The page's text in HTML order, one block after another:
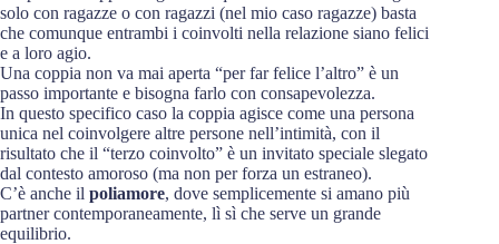
solo con ragazze o con ragazzi (nel mio caso ragazze) basta
che comunque entrambi i coinvolti nella relazione siano felici
e a loro agio.
Una coppia non va mai aperta “per far felice l’altro” è un
passo importante e bisogna farlo con consapevolezza.
In questo specifico caso la coppia agisce come una persona
unica nel coinvolgere altre persone nell’intimità, con il
risultato che il “terzo coinvolto” è un invitato speciale slegato
dal contesto amoroso (ma non per forza un estraneo).
C’è anche il poliamore, dove semplicemente si amano più
partner contemporaneamente, lì sì che serve un grande
equilibrio.